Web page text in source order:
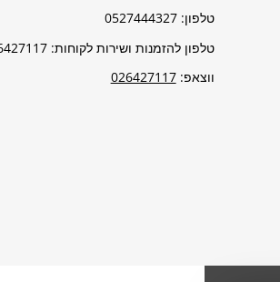
טלפון: 0527444327
טלפון להזמנות ושירות לקוחות: 026427117
ווצאפ:026427117